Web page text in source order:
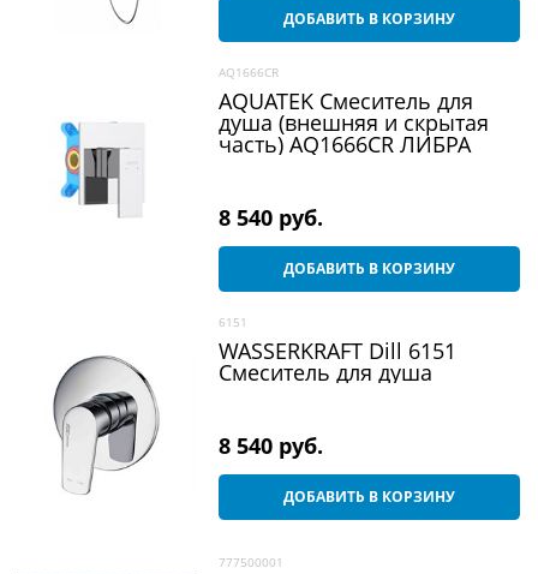
ДОБАВИТЬ В КОРЗИНУ
AQ1666CR
AQUATEK Смеситель для
душа (внешняя и скрытая
часть) AQ1666CR ЛИБРА
8 540 руб.
ДОБАВИТЬ В КОРЗИНУ
6151
WASSERKRAFT Dill 6151
Смеситель для душа
8 540 руб.
ДОБАВИТЬ В КОРЗИНУ
777500001